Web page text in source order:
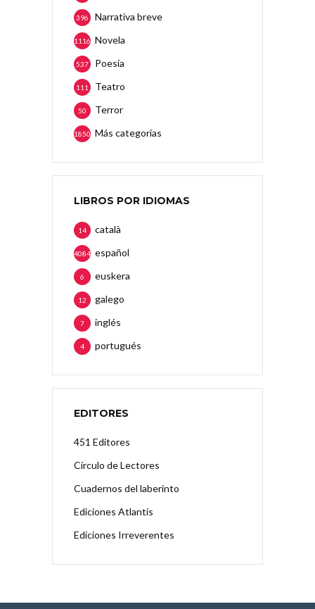
Narrativa breve
396
Novela
1116
Poesía
537
Teatro
111
Terror
50
Más categorias
1850
LIBROS POR IDIOMAS
català
14
español
4084
euskera
6
galego
12
inglés
7
portugués
4
EDITORES
451 Editores
Círculo de Lectores
Cuadernos del laberinto
Ediciones Atlantis
Ediciones Irreverentes